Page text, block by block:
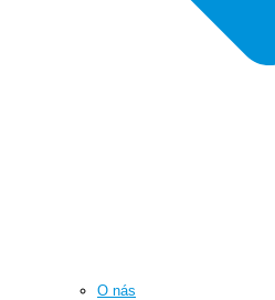
O nás